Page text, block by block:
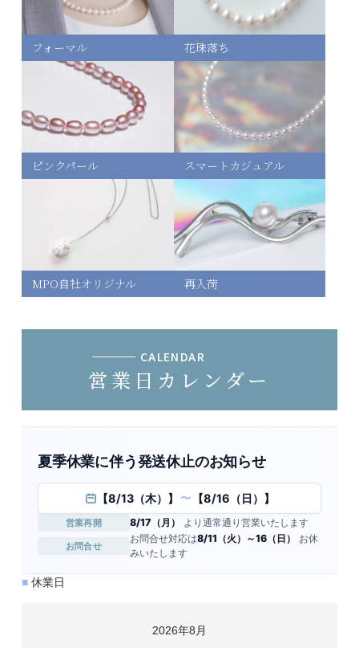
47,310円(内税)
47,310円(内税)
在庫：2
フォーマル 花珠落ち
ピンクパール スマートカジュアル
MPO自社オリジナル 再入荷
CALENDAR
営業日カレンダー
夏季休業に伴う発送休止のお知らせ
【8/13（木）】 〜 【8/16（日）】
営業再開 8/17（月） より通常通り営業いたします
お問合せ
お問合せ対応は8/11（火）～16（日）
お休
みいたします
■休業日
2026年8月